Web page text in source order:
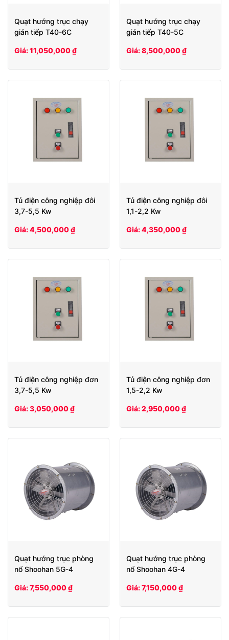
Quạt hướng trục chạy
gián tiếp T40-6C
Giá: 11,050,000 ₫
Quạt hướng trục chạy
gián tiếp T40-5C
Giá: 8,500,000 ₫
Tủ điện công nghiệp đôi
3,7-5,5 Kw
Giá: 4,500,000 ₫
Tủ điện công nghiệp đôi
1,1-2,2 Kw
Giá: 4,350,000 ₫
Tủ điện công nghiệp đơn
3,7-5,5 Kw
Giá: 3,050,000 ₫
Tủ điện công nghiệp đơn
1,5-2,2 Kw
Giá: 2,950,000 ₫
Quạt hướng trục phòng
nổ Shoohan 5G-4
Giá: 7,550,000 ₫
Quạt hướng trục phòng
nổ Shoohan 4G-4
Giá: 7,150,000 ₫